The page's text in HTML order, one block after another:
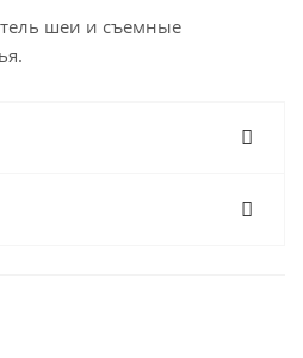
шеи и съемные